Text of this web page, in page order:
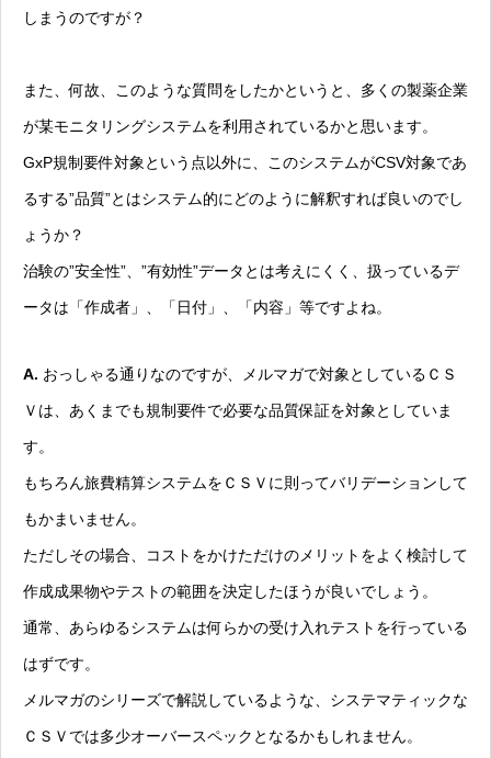
しまうのですが？
また、何故、このような質問をしたかというと、多くの製薬企業
が某モニタリングシステムを利用されているかと思います。
GxP規制要件対象という点以外に、このシステムがCSV対象であ
るする”品質”とはシステム的にどのように解釈すれば良いのでし
ょうか？
治験の”安全性”、”有効性”データとは考えにくく、扱っているデ
ータは「作成者」、「日付」、「内容」等ですよね。
A. おっしゃる通りなのですが、メルマガで対象としているＣＳ
Ｖは、あくまでも規制要件で必要な品質保証を対象としていま
す。
もちろん旅費精算システムをＣＳＶに則ってバリデーションして
もかまいません。
ただしその場合、コストをかけただけのメリットをよく検討して
作成成果物やテストの範囲を決定したほうが良いでしょう。
通常、あらゆるシステムは何らかの受け入れテストを行っている
はずです。
メルマガのシリーズで解説しているような、システマティックな
ＣＳＶでは多少オーバースペックとなるかもしれません。